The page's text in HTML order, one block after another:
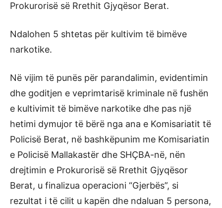
Prokurorisë së Rrethit Gjyqësor Berat.
Ndalohen 5 shtetas për kultivim të bimëve
narkotike.
Në vijim të punës për parandalimin, evidentimin
dhe goditjen e veprimtarisë kriminale në fushën
e kultivimit të bimëve narkotike dhe pas një
hetimi dymujor të bërë nga ana e Komisariatit të
Policisë Berat, në bashkëpunim me Komisariatin
e Policisë Mallakastër dhe SHÇBA-në, nën
drejtimin e Prokurorisë së Rrethit Gjyqësor
Berat, u finalizua operacioni “Gjerbës”, si
rezultat i të cilit u kapën dhe ndaluan 5 persona,